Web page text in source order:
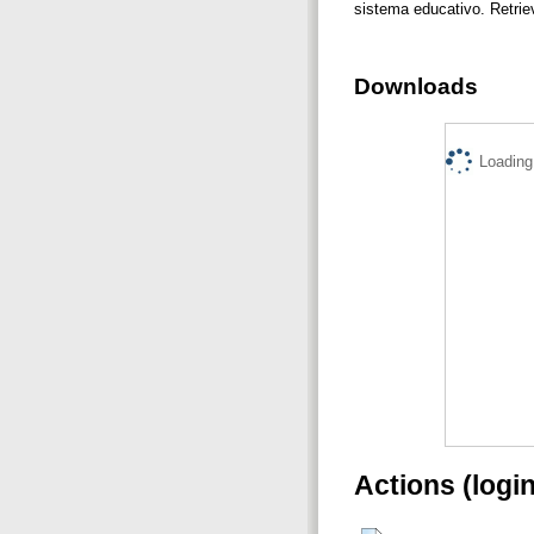
sistema educativo.
Downloads
Actions